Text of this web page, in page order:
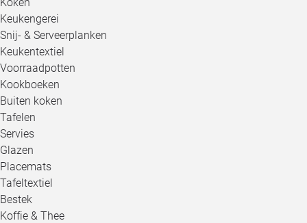
Keukengerei
Snij- & Serveerplanken
Keukentextiel
Voorraadpotten
Kookboeken
Buiten koken
Tafelen
Servies
Glazen
Placemats
Tafeltextiel
Bestek
Koffie & Thee